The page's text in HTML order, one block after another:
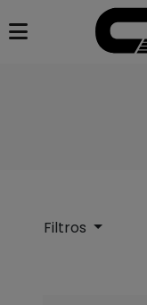
Filtros